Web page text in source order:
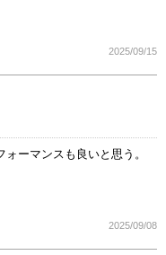
2025/09/15
ーマンスも良いと思う。
2025/09/08